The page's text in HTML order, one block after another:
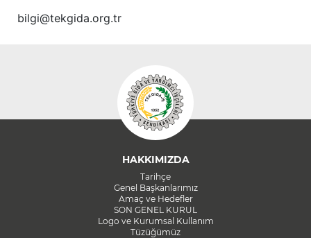
bilgi@tekgida.org.tr
HAKKIMIZDA
Tarihçe
Genel Başkanlarımız
Amaç ve Hedefler
SON GENEL KURUL
Logo ve Kurumsal Kullanım
Tüzüğümüz